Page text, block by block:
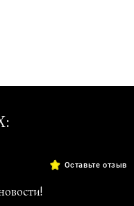
Оставьте отзыв